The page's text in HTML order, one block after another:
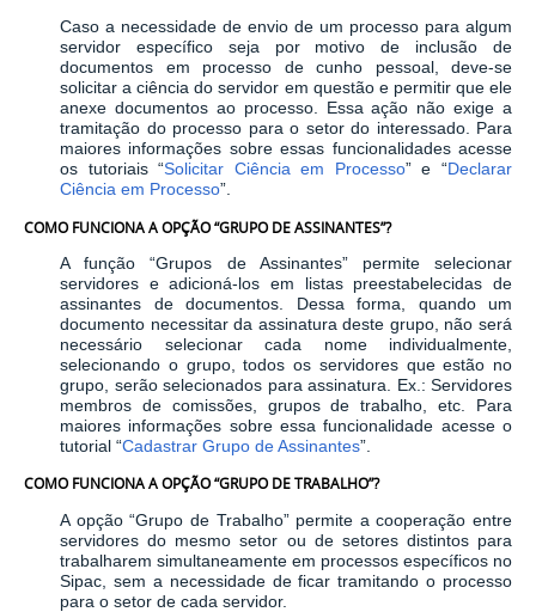
Caso a necessidade de envio de um processo para algum
servidor específico seja por motivo de inclusão de
documentos em processo de cunho pessoal, deve-se
solicitar a ciência do servidor em questão e permitir que ele
anexe documentos ao processo. Essa ação não exige a
tramitação do processo para o setor do interessado. Para
maiores informações sobre essas funcionalidades acesse
os tutoriais “Solicitar Ciência em Processo” e “Declarar
Ciência em Processo”.
COMO FUNCIONA A OPÇÃO “GRUPO DE ASSINANTES”?
A função “Grupos de Assinantes” permite selecionar
servidores e adicioná-los em listas preestabelecidas de
assinantes de documentos. Dessa forma, quando um
documento necessitar da assinatura deste grupo, não será
necessário selecionar cada nome individualmente,
selecionando o grupo, todos os servidores que estão no
grupo, serão selecionados para assinatura. Ex.: Servidores
membros de comissões, grupos de trabalho, etc. Para
maiores informações sobre essa funcionalidade acesse o
tutorial “Cadastrar Grupo de Assinantes”.
COMO FUNCIONA A OPÇÃO “GRUPO DE TRABALHO”?
A opção “Grupo de Trabalho” permite a cooperação entre
servidores do mesmo setor ou de setores distintos para
trabalharem simultaneamente em processos específicos no
Sipac, sem a necessidade de ficar tramitando o processo
para o setor de cada servidor.